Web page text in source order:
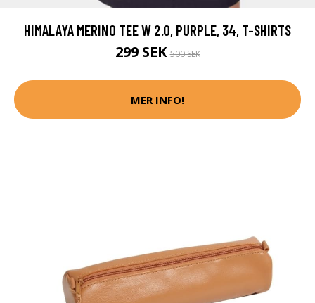
HIMALAYA MERINO TEE W 2.0, PURPLE, 34, T-SHIRTS
299 SEK500 SEK
MER INFO!